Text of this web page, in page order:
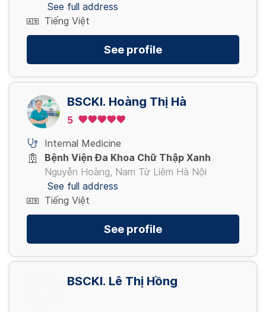
See full address
Tiếng Việt
See profile
BSCKI. Hoàng Thị Hà
5
Internal Medicine
Bệnh Viện Đa Khoa Chữ Thập Xanh
Nguyễn Hoàng, Nam Từ Liêm Hà Nội
See full address
Tiếng Việt
See profile
BSCKI. Lê Thị Hồng